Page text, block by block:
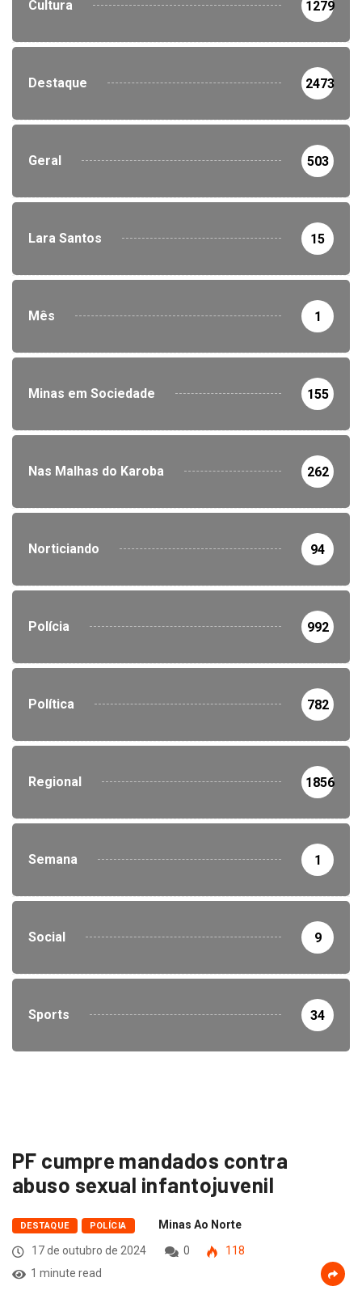
Cultura 1279
Destaque 2473
Geral 503
Lara Santos 15
Mês 1
Minas em Sociedade 155
Nas Malhas do Karoba 262
Norticiando 94
Polícia 992
Política 782
Regional 1856
Semana 1
Social 9
Sports 34
PF cumpre mandados contra
abuso sexual infantojuvenil
DESTAQUE POLÍCIA
Minas Ao Norte
17 de outubro de 2024
0
118
1 minute read